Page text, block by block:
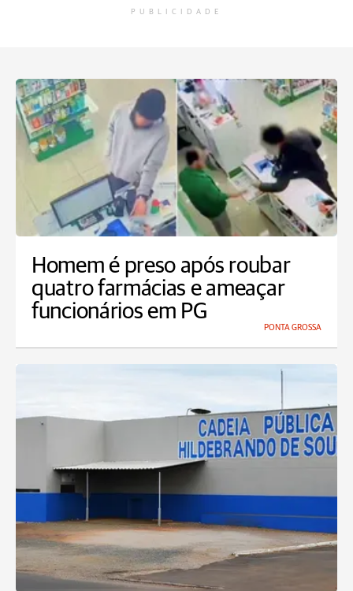
PUBLICIDADE
Homem é preso após roubar
quatro farmácias e ameaçar
funcionários em PG
PONTA GROSSA